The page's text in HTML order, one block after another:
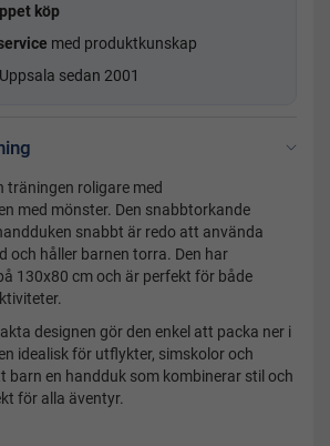
köp
med produktkunskap
sedan 2001
träningen roligare med
med mönster. Den snabbtorkande
snabbt är redo att använda
och håller barnen torra. Den har
130x80 cm och är perfekt för både
designen gör den enkel att packa ner i
idealisk för utflykter, simskolor och
barn en handduk som kombinerar stil och
för alla äventyr.